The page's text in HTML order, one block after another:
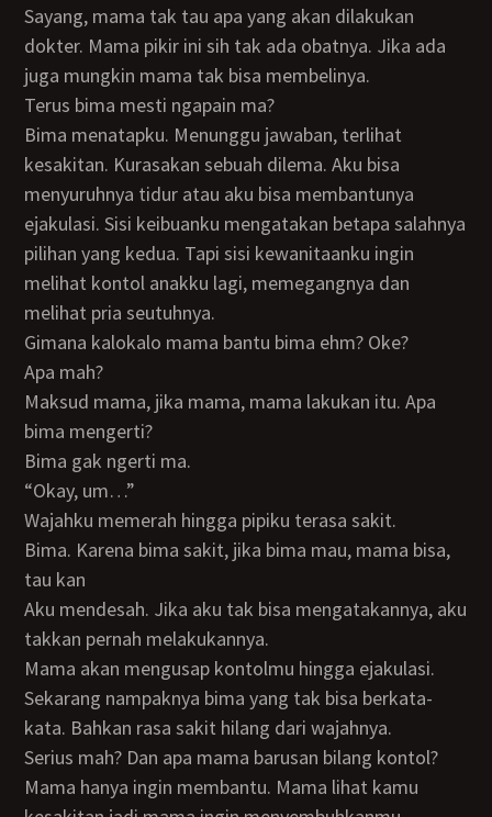
Sayang, mama tak tau apa yang akan dilakukan
dokter. Mama pikir ini sih tak ada obatnya. Jika ada
juga mungkin mama tak bisa membelinya.
Terus bima mesti ngapain ma?
Bima menatapku. Menunggu jawaban, terlihat
kesakitan. Kurasakan sebuah dilema. Aku bisa
menyuruhnya tidur atau aku bisa membantunya
ejakulasi. Sisi keibuanku mengatakan betapa salahnya
pilihan yang kedua. Tapi sisi kewanitaanku ingin
melihat kontol anakku lagi, memegangnya dan
melihat pria seutuhnya.
Gimana kalokalo mama bantu bima ehm? Oke?
Apa mah?
Maksud mama, jika mama, mama lakukan itu. Apa
bima mengerti?
Bima gak ngerti ma.
“Okay, um…”
Wajahku memerah hingga pipiku terasa sakit.
Bima. Karena bima sakit, jika bima mau, mama bisa,
tau kan
Aku mendesah. Jika aku tak bisa mengatakannya, aku
takkan pernah melakukannya.
Mama akan mengusap kontolmu hingga ejakulasi.
Sekarang nampaknya bima yang tak bisa berkata-
kata. Bahkan rasa sakit hilang dari wajahnya.
Serius mah? Dan apa mama barusan bilang kontol?
Mama hanya ingin membantu. Mama lihat kamu